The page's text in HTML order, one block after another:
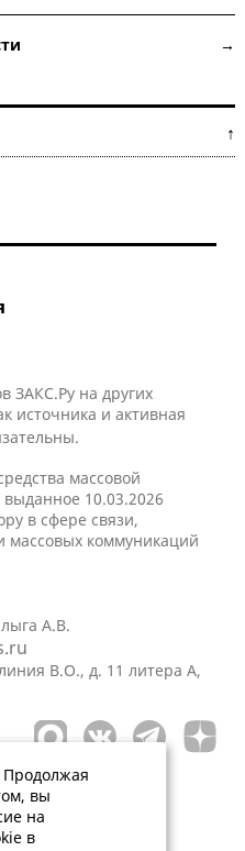
новости →
↑
ЗАКС.Ру на других
источника и активная
массовой
10.03.2026
в сфере связи,
массовых коммуникаций
А.В.
В.О., д. 11 литера А,
Продолжая
вы
на
в